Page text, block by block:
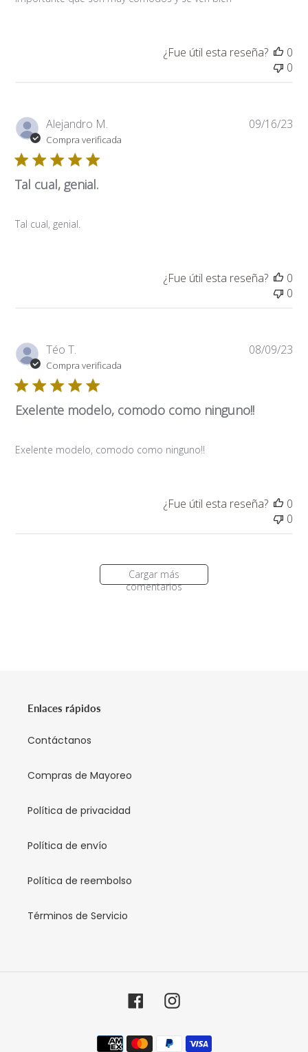
¿Fue útil esta reseña?
0
0
Alejandro M.
Compra verificada
Tal cual, genial.
Tal cual, genial.
09/16/23
¿Fue útil esta reseña?
0
0
Téo T.
Compra verificada
Exelente modelo, comodo como ninguno!!
Exelente modelo, comodo como ninguno!!
08/09/23
¿Fue útil esta reseña?
0
0
Cargar más
comentarios
Enlaces rápidos
Contáctanos
Compras de Mayoreo
Política de privacidad
Política de envío
Política de reembolso
Términos de Servicio
FacebookInstagram
Métodos